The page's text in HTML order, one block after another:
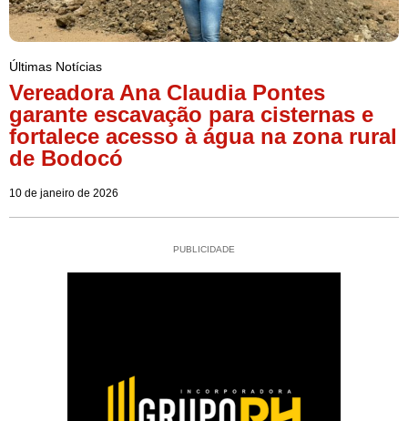
Últimas Notícias
Vereadora Ana Claudia Pontes
garante escavação para cisternas e
fortalece acesso à água na zona rural
de Bodocó
10 de janeiro de 2026
PUBLICIDADE